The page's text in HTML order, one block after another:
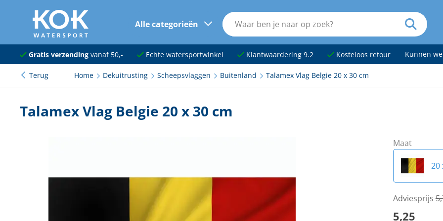
naar hoofdinhoud
Alle categorieën
Navigatie
Dekuitrusting
Onderhoud en verf
Gratis verzendingvanaf 50,- Echte watersportwinkel Klantwaardering 9.2 Kosteloos retour Kunnen
Terug Home Dekuitrusting Scheepsvlaggen Buitenland Talamex Vlag Belgie 20 x 30 cm
Talamex Vlag Belgie 20 x 30 cm
Maat
20
30
Adviesprijs
5,25